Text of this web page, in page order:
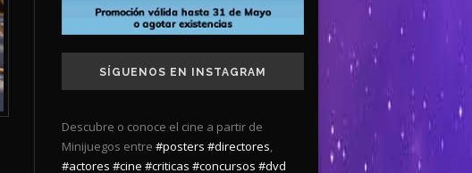
SÍGUENOS EN INSTAGRAM
Descubre o conoce el cine a partir de
Minijuegos entre #posters #directores,
#actores #cine #criticas #concursos #dvd